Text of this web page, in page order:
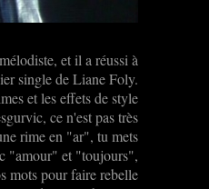
et il a réussi à
single de Liane Foly.
et les effets de style
ce n'est pas très
rime en "ar", tu mets
"amour" et "toujours",
mots pour faire rebelle